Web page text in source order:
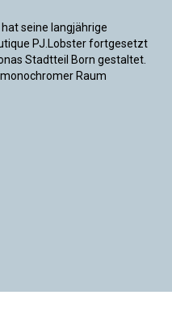
seine langjährige
PJ.Lobster fortgesetzt
Stadtteil Born gestaltet.
Raum